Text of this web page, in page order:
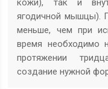
кожи), так и
ягодичной мышцы).
меньше, чем при
время необходимо
протяжении
создание нужной